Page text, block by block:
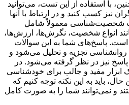
با استفاده از این تست، می‌توانید
نیز کسب کنید و در ارتباط با آنها
شخصیت‌شناسی معمولاً شامل
انواع شخصیت، نگرش‌ها، ارزش‌ها،
است. پاسخ‌های شما به این سوالات
تجزیه و تحلیل می‌شود و
نیز در نظر گرفته می‌شود. در
مفید و جالب برای خودشناسی
حال، باید به این نکته توجه کنیم که
و نمی‌توانند شما را به صورت کامل